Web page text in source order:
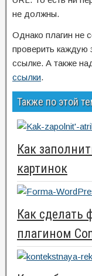
не должны.
Однако плагин не
проверить каждую
ссылке. А также
ссылки.
Также по этой
Как
картинок
Как сделать
плагином